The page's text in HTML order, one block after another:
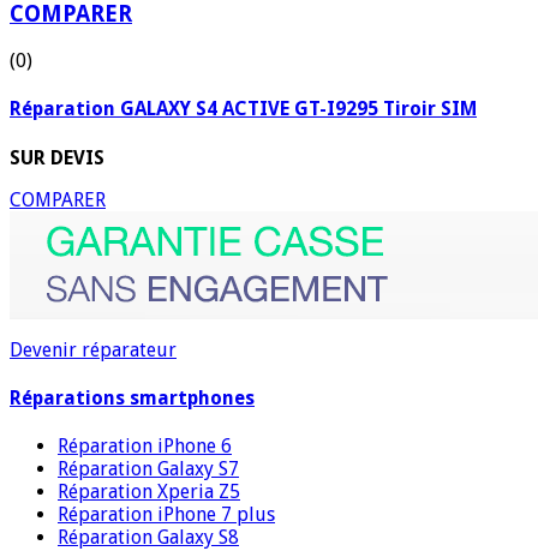
COMPARER
(0)
Réparation GALAXY S4 ACTIVE GT-I9295 Tiroir SIM
SUR DEVIS
COMPARER
Devenir réparateur
Réparations smartphones
Réparation iPhone 6
Réparation Galaxy S7
Réparation Xperia Z5
Réparation iPhone 7 plus
Réparation Galaxy S8